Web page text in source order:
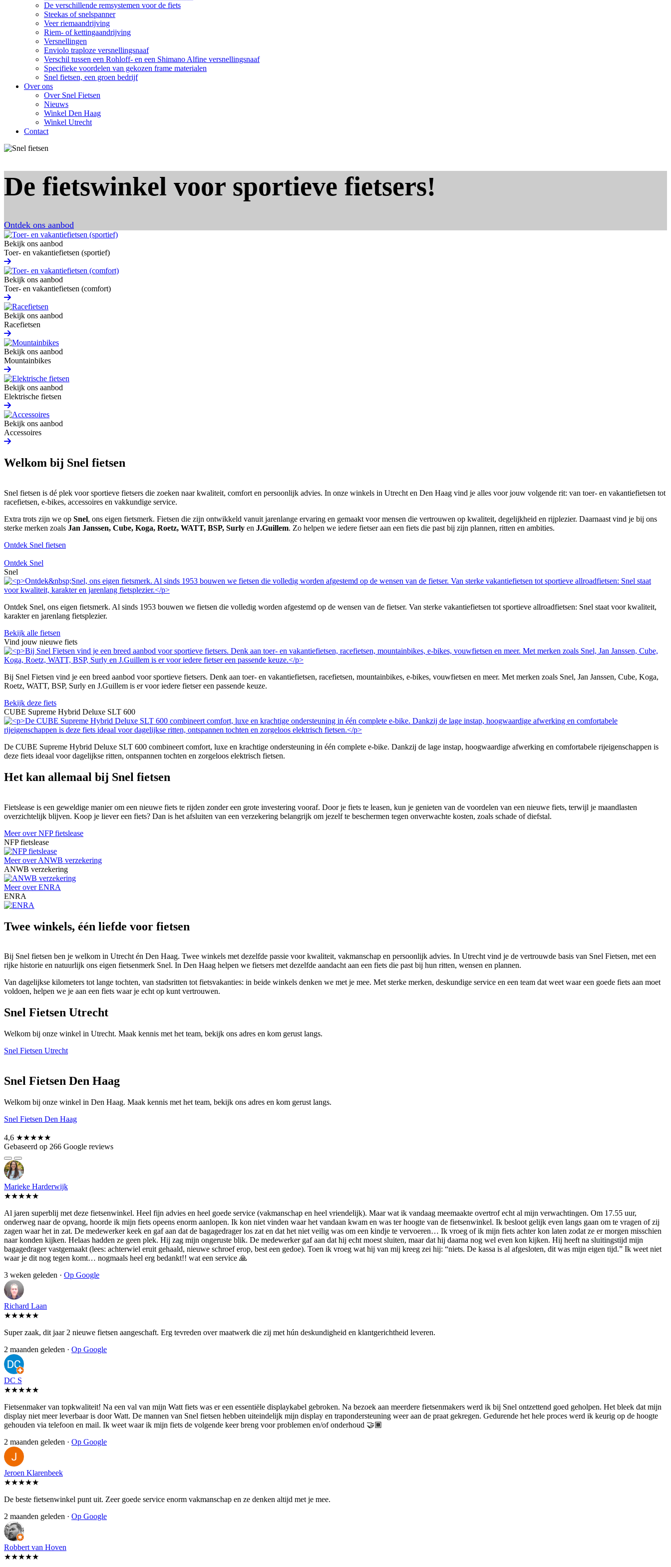
De verschillende remsystemen voor de fiets
Steekas of snelspanner
Veer riemaandrijving
Riem- of kettingaandrijving
Versnellingen
Enviolo traploze versnellingsnaaf
Verschil tussen een Rohloff- en een Shimano Alfine versnellingsnaaf
Specifieke voordelen van gekozen frame materialen
Snel fietsen, een groen bedrijf
Over ons
Over Snel Fietsen
Nieuws
Winkel Den Haag
Winkel Utrecht
Contact
De fietswinkel voor sportieve fietsers!
Ontdek ons aanbod
Bekijk ons aanbod
Toer- en vakantiefietsen (sportief)
Bekijk ons aanbod
Toer- en vakantiefietsen (comfort)
Bekijk ons aanbod
Racefietsen
Bekijk ons aanbod
Mountainbikes
Bekijk ons aanbod
Elektrische fietsen
Bekijk ons aanbod
Accessoires
Welkom bij Snel fietsen
Snel fietsen is dé plek voor sportieve fietsers die zoeken naar kwaliteit, comfort en persoonlijk advies. In onze winkels in Utrecht en Den Haag vind je alles voor jouw volgende rit: van toer- en vakantiefietsen tot
racefietsen, e-bikes, accessoires en vakkundige service.
Extra trots zijn we op Snel, ons eigen fietsmerk. Fietsen die zijn ontwikkeld vanuit jarenlange ervaring en gemaakt voor mensen die vertrouwen op kwaliteit, degelijkheid en rijplezier. Daarnaast vind je bij ons
sterke merken zoals Jan Janssen, Cube, Koga, Roetz, WATT, BSP, Surly en J.Guillem. Zo helpen we iedere fietser aan een fiets die past bij zijn plannen, ritten en ambities.
Ontdek Snel fietsen
Ontdek Snel
Snel
Ontdek Snel, ons eigen fietsmerk. Al sinds 1953 bouwen we fietsen die volledig worden afgestemd op de wensen van de fietser. Van sterke vakantiefietsen tot sportieve allroadfietsen: Snel staat voor kwaliteit,
karakter en jarenlang fietsplezier.
Bekijk alle fietsen
Vind jouw nieuwe fiets
Bij Snel Fietsen vind je een breed aanbod voor sportieve fietsers. Denk aan toer- en vakantiefietsen, racefietsen, mountainbikes, e-bikes, vouwfietsen en meer. Met merken zoals Snel, Jan Janssen, Cube, Koga,
Roetz, WATT, BSP, Surly en J.Guillem is er voor iedere fietser een passende keuze.
Bekijk deze fiets
CUBE Supreme Hybrid Deluxe SLT 600
De CUBE Supreme Hybrid Deluxe SLT 600 combineert comfort, luxe en krachtige ondersteuning in één complete e-bike. Dankzij de lage instap, hoogwaardige afwerking en comfortabele rijeigenschappen is
deze fiets ideaal voor dagelijkse ritten, ontspannen tochten en zorgeloos elektrisch fietsen.
Het kan allemaal bij Snel fietsen
Fietslease is een geweldige manier om een nieuwe fiets te rijden zonder een grote investering vooraf. Door je fiets te leasen, kun je genieten van de voordelen van een nieuwe fiets, terwijl je maandlasten
overzichtelijk blijven. Koop je liever een fiets? Dan is het afsluiten van een verzekering belangrijk om jezelf te beschermen tegen onverwachte kosten, zoals schade of diefstal.
Meer over NFP fietslease
NFP fietslease
Meer over ANWB verzekering
ANWB verzekering
Meer over ENRA
ENRA
Twee winkels, één liefde voor fietsen
Bij Snel fietsen ben je welkom in Utrecht én Den Haag. Twee winkels met dezelfde passie voor kwaliteit, vakmanschap en persoonlijk advies. In Utrecht vind je de vertrouwde basis van Snel Fietsen, met een
rijke historie en natuurlijk ons eigen fietsenmerk Snel. In Den Haag helpen we fietsers met dezelfde aandacht aan een fiets die past bij hun ritten, wensen en plannen.
Van dagelijkse kilometers tot lange tochten, van stadsritten tot fietsvakanties: in beide winkels denken we met je mee. Met sterke merken, deskundige service en een team dat weet waar een goede fiets aan moet
voldoen, helpen we je aan een fiets waar je echt op kunt vertrouwen.
Snel Fietsen Utrecht
Welkom bij onze winkel in Utrecht. Maak kennis met het team, bekijk ons adres en kom gerust langs.
Snel Fietsen Utrecht
Snel Fietsen Den Haag
Welkom bij onze winkel in Den Haag. Maak kennis met het team, bekijk ons adres en kom gerust langs.
Snel Fietsen Den Haag
4,6 ★★★★★
Gebaseerd op 266 Google reviews
Marieke Harderwijk
★★★★★
Al jaren superblij met deze fietsenwinkel. Heel fijn advies en heel goede service (vakmanschap en heel vriendelijk). Maar wat ik vandaag meemaakte overtrof echt al mijn verwachtingen. Om 17.55 uur,
onderweg naar de opvang, hoorde ik mijn fiets opeens enorm aanlopen. Ik kon niet vinden waar het vandaan kwam en was ter hoogte van de fietsenwinkel. Ik besloot gelijk even langs gaan om te vragen of zij
zagen waar het in zat. De medewerker keek en gaf aan dat de bagagedrager los zat en dat het niet veilig was om een kindje te vervoeren… Ik vroeg of ik mijn fiets achter kon laten zodat ze er morgen misschien
naar konden kijken. Helaas hadden ze geen plek. Hij zag mijn ongeruste blik. De medewerker gaf aan dat hij echt moest sluiten, maar dat hij daarna nog wel even kon kijken. Hij heeft na sluitingstijd mijn
bagagedrager vastgemaakt (lees: achterwiel eruit gehaald, nieuwe schroef erop, best een gedoe). Toen ik vroeg wat hij van mij kreeg zei hij: “niets. De kassa is al afgesloten, dit was mijn eigen tijd.” Ik weet niet
waar je dit nog tegen komt… nogmaals heel erg bedankt!! wat een service 🙏
3 weken geleden · Op Google
Richard Laan
★★★★★
Super zaak, dit jaar 2 nieuwe fietsen aangeschaft. Erg tevreden over maatwerk die zij met hún deskundigheid en klantgerichtheid leveren.
2 maanden geleden · Op Google
DC S
★★★★★
Fietsenmaker van topkwaliteit! Na een val van mijn Watt fiets was er een essentiële displaykabel gebroken. Na bezoek aan meerdere fietsenmakers werd ik bij Snel ontzettend goed geholpen. Het bleek dat mijn
display niet meer leverbaar is door Watt. De mannen van Snel fietsen hebben uiteindelijk mijn display en trapondersteuning weer aan de praat gekregen. Gedurende het hele proces werd ik keurig op de hoogte
gehouden via telefoon en mail. Ik weet waar ik mijn fiets de volgende keer breng voor problemen en/of onderhoud 🤝🏾
2 maanden geleden · Op Google
Jeroen Klarenbeek
★★★★★
De beste fietsenwinkel punt uit. Zeer goede service enorm vakmanschap en ze denken altijd met je mee.
2 maanden geleden · Op Google
Robbert van Hoven
★★★★★